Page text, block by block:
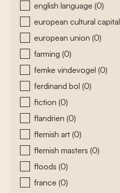
english language (0)
european cultural capital
european union (0)
farming (0)
femke vindevogel (0)
ferdinand bol (0)
fiction (0)
flandrien (0)
flemish art (0)
flemish masters (0)
floods (0)
france (0)